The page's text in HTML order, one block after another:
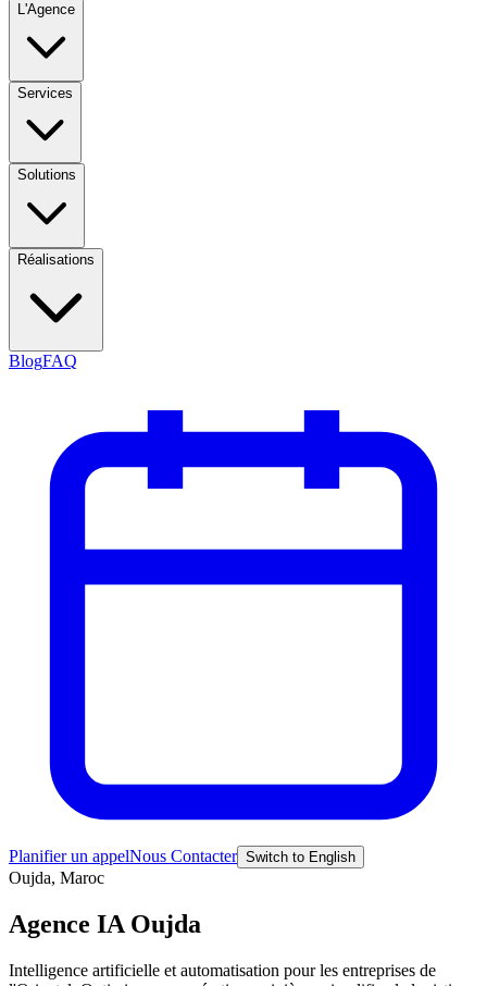
L'Agence
Services
Solutions
Réalisations
BlogFAQ
Planifier un appelNous Contacter Switch to English
Oujda, Maroc
Agence IA Oujda
Intelligence artificielle et automatisation pour les entreprises de